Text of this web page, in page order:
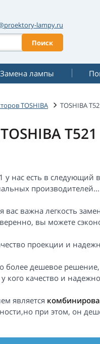
lampy.ru
Поиск
Замена лампы
TOSHIBA TOSHIBA
T521
у нас есть в
производителей...
вас важна легкость
вы можете
проекции и
более дешевое
кого качество и
является
при этом, он